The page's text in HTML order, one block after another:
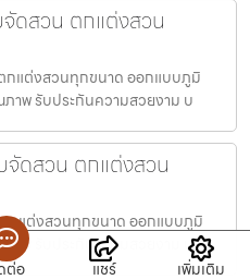
ดสวน ตกแต่งสวน
กแต่งสวนทุกขนาด ออกแบบภูมิ
าพ รับประกันความสวยงาม บ
ดสวน ตกแต่งสวน
กแต่งสวนทุกขนาด ออกแบบภูมิ
ภาพ รับประกันความสวยงาม บริ
ต่อ แชร์ เพิ่มเติม